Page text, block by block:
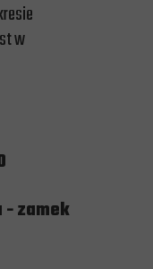
w
zamek